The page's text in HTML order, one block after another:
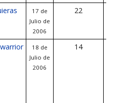
17 de
Julio de
2006
22
18 de
Julio de
2006
14